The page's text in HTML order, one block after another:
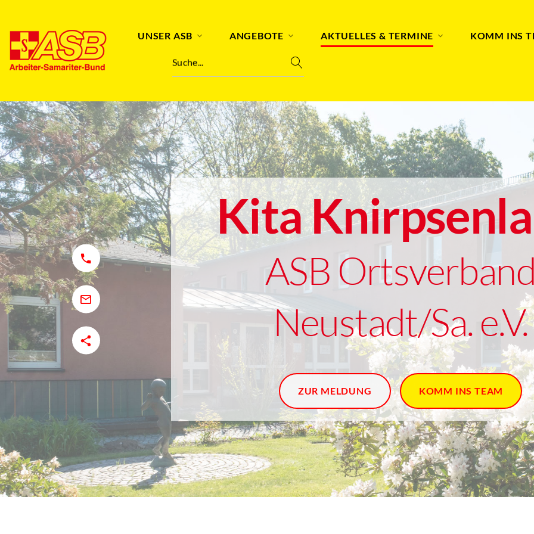
UNSER ASB ANGEBOTE AKTUELLES & TERMINE KOMM INS
Suche...
Kita
ASB
Neustadt/Sa. e.V.
ZUR MELDUNG KOMM INS TEAM